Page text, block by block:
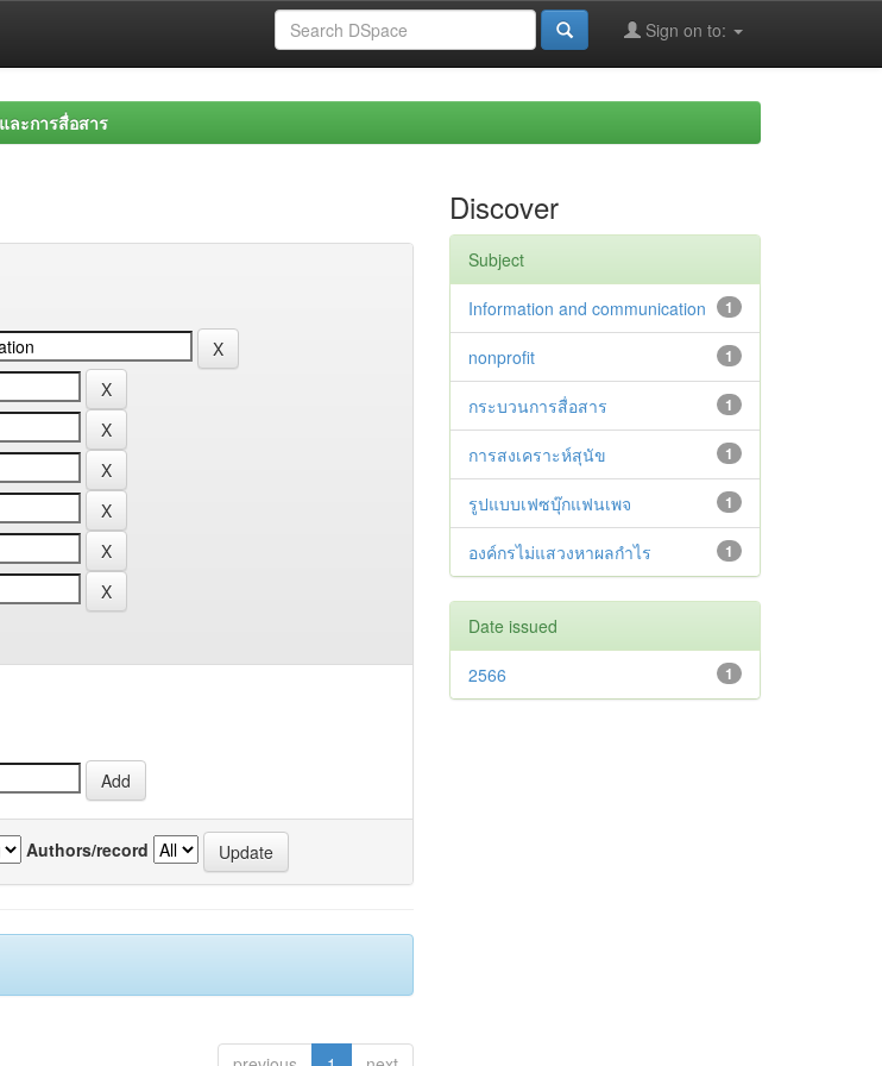
Sign on to:
ละการสื่อสาร
Authors/record
Discover
Subject
1
Information and communication
1
nonprofit
1
กระบวนการสื่อสาร
1
การสงเคราะห์สุนัข
1
รูปแบบเฟซบุ๊กแฟนเพจ
1
องค์กรไม่แสวงหาผลกำไร
Date issued
1
2566